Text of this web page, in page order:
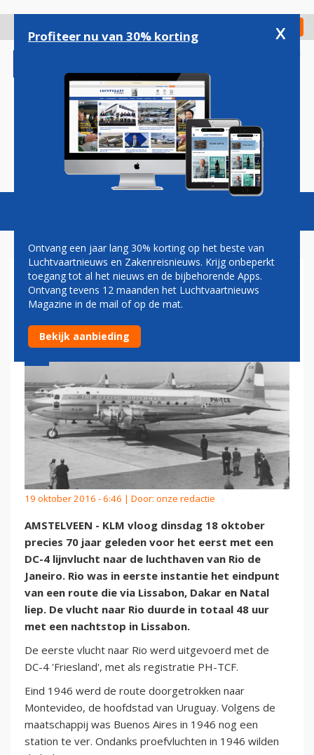
gaan
Check in
Magazine Podcasts Vacatures
KLM ZEVENTIG JAAR ACTIEF
OP RIO DE JANEIRO
19 oktober 2016 - 6:46 | Door: onze redactie
AMSTELVEEN - KLM vloog dinsdag 18 oktober
precies 70 jaar geleden voor het eerst met een
DC-4 lijnvlucht naar de luchthaven van Rio de
Janeiro. Rio was in eerste instantie het eindpunt
van een route die via Lissabon, Dakar en Natal
liep. De vlucht naar Rio duurde in totaal 48 uur
met een nachtstop in Lissabon.
De eerste vlucht naar Rio werd uitgevoerd met de
DC-4 'Friesland', met als registratie PH-TCF.
Eind 1946 werd de route doorgetrokken naar
Montevideo, de hoofdstad van Uruguay. Volgens de
maatschappij was Buenos Aires in 1946 nog een
station te ver. Ondanks proefvluchten in 1946 wilden
Profiteer nu van 30% korting x
Ontvang een jaar lang 30% korting op het beste van
Luchtvaartnieuws en Zakenreisnieuws. Krijg onbeperkt
toegang tot al het nieuws en de bijbehorende Apps.
Ontvang tevens 12 maanden het Luchtvaartnieuws
Magazine in de mail of op de mat.
Bekijk aanbieding